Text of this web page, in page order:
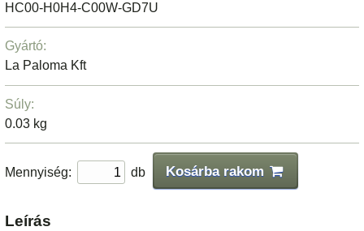
HC00-H0H4-C00W-GD7U
Gyártó:
La Paloma Kft
Súly:
0.03 kg
Mennyiség: db Kosárba rakom
Leírás